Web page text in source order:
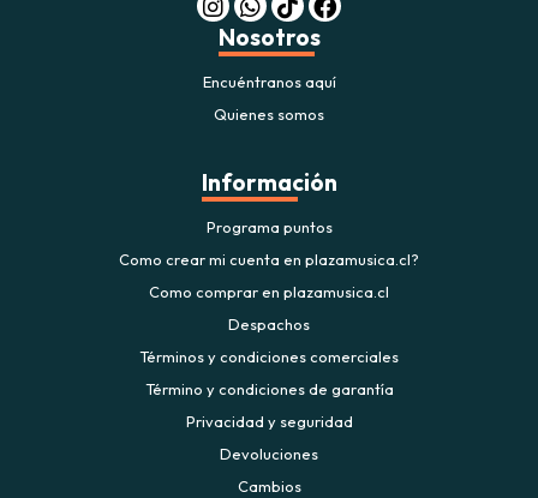
Nosotros
Encuéntranos aquí
Quienes somos
Información
Programa puntos
Como crear mi cuenta en plazamusica.cl?
Como comprar en plazamusica.cl
Despachos
Términos y condiciones comerciales
Término y condiciones de garantía
Privacidad y seguridad
Devoluciones
Cambios